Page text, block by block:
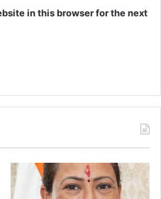
in this browser for the next